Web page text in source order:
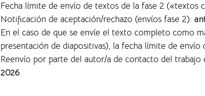
Fecha límite de envío de textos de la fase 2 («textos
Notificación de aceptación/rechazo (envíos fase 2):
En el caso de que se envíe el texto completo como
presentación de diapositivas), la fecha límite de envío
Reenvío por parte del autor/a de contacto del
2026.